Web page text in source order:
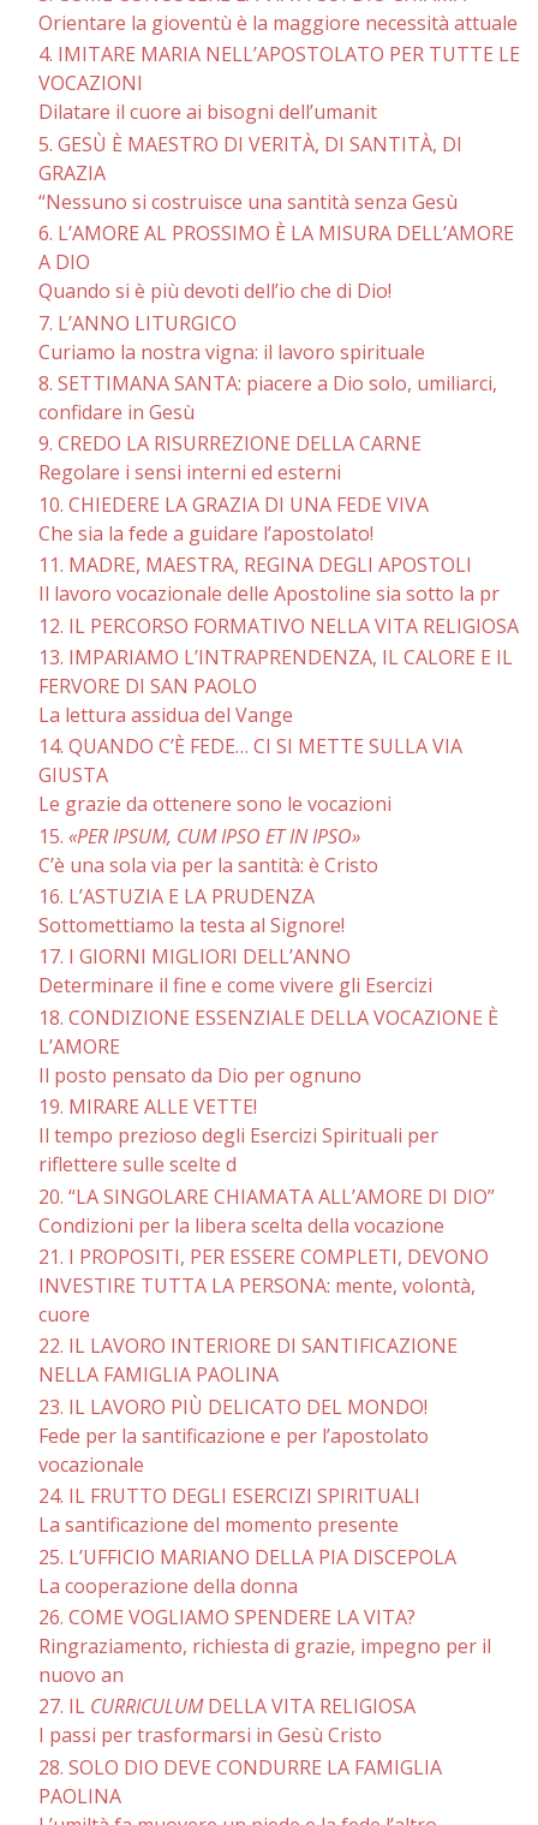
Orientare la gioventù è la maggiore necessità attuale
4. IMITARE MARIA NELL’APOSTOLATO PER TUTTE LE
VOCAZIONI
Dilatare il cuore ai bisogni dell’umanit
5. GESÙ È MAESTRO DI VERITÀ, DI SANTITÀ, DI
GRAZIA
“Nessuno si costruisce una santità senza Gesù
6. L’AMORE AL PROSSIMO È LA MISURA DELL’AMORE
A DIO
Quando si è più devoti dell’io che di Dio!
7. L’ANNO LITURGICO
Curiamo la nostra vigna: il lavoro spirituale
8. SETTIMANA SANTA: piacere a Dio solo, umiliarci,
confidare in Gesù
9. CREDO LA RISURREZIONE DELLA CARNE
Regolare i sensi interni ed esterni
10. CHIEDERE LA GRAZIA DI UNA FEDE VIVA
Che sia la fede a guidare l’apostolato!
11. MADRE, MAESTRA, REGINA DEGLI APOSTOLI
Il lavoro vocazionale delle Apostoline sia sotto la pr
12. IL PERCORSO FORMATIVO NELLA VITA RELIGIOSA
13. IMPARIAMO L’INTRAPRENDENZA, IL CALORE E IL
FERVORE DI SAN PAOLO
La lettura assidua del Vange
14. QUANDO C’È FEDE… CI SI METTE SULLA VIA
GIUSTA
Le grazie da ottenere sono le vocazioni
15. «PER IPSUM, CUM IPSO ET IN IPSO»
C’è una sola via per la santità: è Cristo
16. L’ASTUZIA E LA PRUDENZA
Sottomettiamo la testa al Signore!
17. I GIORNI MIGLIORI DELL’ANNO
Determinare il fine e come vivere gli Esercizi
18. CONDIZIONE ESSENZIALE DELLA VOCAZIONE È
L’AMORE
Il posto pensato da Dio per ognuno
19. MIRARE ALLE VETTE!
Il tempo prezioso degli Esercizi Spirituali per
riflettere sulle scelte d
20. “LA SINGOLARE CHIAMATA ALL’AMORE DI DIO”
Condizioni per la libera scelta della vocazione
21. I PROPOSITI, PER ESSERE COMPLETI, DEVONO
INVESTIRE TUTTA LA PERSONA: mente, volontà,
cuore
22. IL LAVORO INTERIORE DI SANTIFICAZIONE
NELLA FAMIGLIA PAOLINA
23. IL LAVORO PIÙ DELICATO DEL MONDO!
Fede per la santificazione e per l’apostolato
vocazionale
24. IL FRUTTO DEGLI ESERCIZI SPIRITUALI
La santificazione del momento presente
25. L’UFFICIO MARIANO DELLA PIA DISCEPOLA
La cooperazione della donna
26. COME VOGLIAMO SPENDERE LA VITA?
Ringraziamento, richiesta di grazie, impegno per il
nuovo an
27. IL CURRICULUMDELLA VITA RELIGIOSA
I passi per trasformarsi in Gesù Cristo
28. SOLO DIO DEVE CONDURRE LA FAMIGLIA
PAOLINA